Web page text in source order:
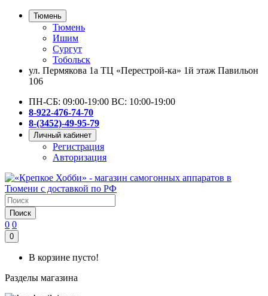
Тюмень
Тюмень
Ишим
Сургут
Тобольск
ул. Пермякова 1а ТЦ «Перестрой-ка» 1й этаж Павильон
106
ПН-СБ: 09:00-19:00 ВС: 10:00-19:00
8-922-476-74-70
8-(3452)-49-95-79
Личный кабинет
Регистрация
Авторизация
Поиск
0 0
0
В корзине пусто!
Разделы магазина